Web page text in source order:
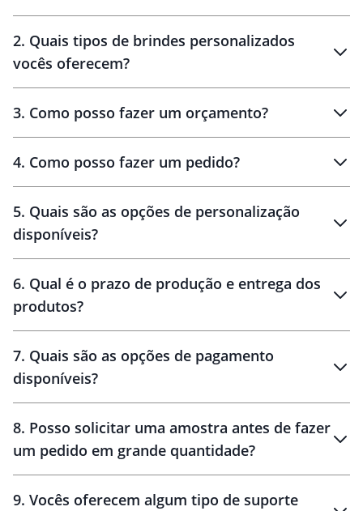
Brindes personalizados
2. Quais tipos de brindes personalizados
vocês oferecem?
personalizados
3. Como posso fazer um orçamento?
brinde
personalização
4. Como posso fazer um pedido?
amostra virtual
5. Quais são as opções de personalização
disponíveis?
6. Qual é o prazo de produção e entrega dos
produtos?
10 dias
brinde
48 horas
7. Quais são as opções de pagamento
disponíveis?
8. Posso solicitar uma amostra antes de fazer
um pedido em grande quantidade?
9. Vocês oferecem algum tipo de suporte